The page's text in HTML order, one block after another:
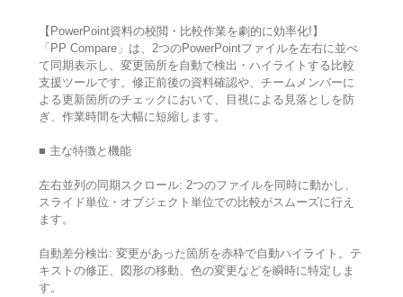
【PowerPoint資料の校閲・比較作業を劇的に効率化!】
「PP Compare」は、2つのPowerPointファイルを左右に並べ
て同期表示し、変更箇所を自動で検出・ハイライトする比較
支援ツールです。修正前後の資料確認や、チームメンバーに
よる更新箇所のチェックにおいて、目視による見落としを防
ぎ、作業時間を大幅に短縮します。
■ 主な特徴と機能
左右並列の同期スクロール: 2つのファイルを同時に動かし、
スライド単位・オブジェクト単位での比較がスムーズに行え
ます。
自動差分検出: 変更があった箇所を赤枠で自動ハイライト。テ
キストの修正、図形の移動、色の変更などを瞬時に特定しま
す。